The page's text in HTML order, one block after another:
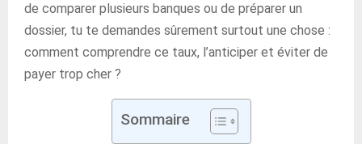
de comparer plusieurs banques ou de préparer un
dossier, tu te demandes sûrement surtout une chose :
comment comprendre ce taux, l’anticiper et éviter de
payer trop cher ?
Sommaire